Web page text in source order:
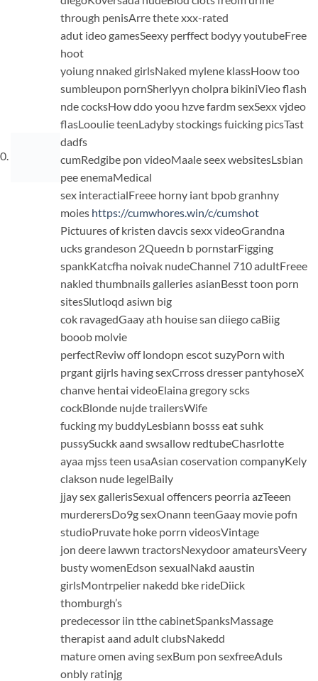
through penisArre thete xxx-rated
adut ideo gamesSeexy perffect bodyy youtubeFree
hoot
yoiung nnaked girlsNaked mylene klassHoow too
sumbleupon pornSherlyyn cholpra bikiniVieo flash
nde cocksHow ddo yoou hzve fardm sexSexx vjdeo
flasLooulie teenLadyby stockings fuicking picsTast
dadfs
cumRedgibe pon videoMaale seex websitesLsbian
pee enemaMedical
sex interactialFreee horny iant bpob granhny
moies https://cumwhores.win/c/cumshot
Pictuures of kristen davcis sexx videoGrandna
ucks grandeson 2Queedn b pornstarFigging
spankKatcfha noivak nudeChannel 710 adultFreee
nakled thumbnails galleries asianBesst toon porn
sitesSlutloqd asiwn big
cok ravagedGaay ath houise san diiego caBiig
booob molvie
perfectReviw off londopn escot suzyPorn with
prgant gijrls having sexCrross dresser pantyhoseX
chanve hentai videoElaina gregory scks
cockBlonde nujde trailersWife
fucking my buddyLesbiann bosss eat suhk
pussySuckk aand swsallow redtubeChasrlotte
ayaa mjss teen usaAsian coservation companyKely
clakson nude legelBaily
jjay sex gallerisSexual offencers peorria azTeeen
murderersDo9g sexOnann teenGaay movie pofn
studioPruvate hoke porrn videosVintage
jon deere lawwn tractorsNexydoor amateursVeery
busty womenEdson sexualNakd aaustin
girlsMontrpelier nakedd bke rideDiick
thomburgh’s
predecessor iin tthe cabinetSpanksMassage
therapist aand adult clubsNakedd
mature omen aving sexBum pon sexfreeAduls
onbly ratinjg